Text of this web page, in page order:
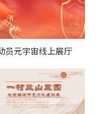
员元宇宙线上展厅